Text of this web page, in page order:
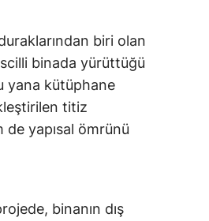
biri olan
binada yürüttüğü
yana kütüphane
titiz
yapısal ömrünü
binanın dış